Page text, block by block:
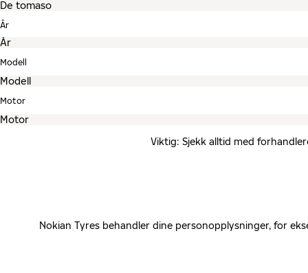
År
Modell
Motor
Viktig: Sjekk alltid med
Nokian Tyres behandler dine personopplysninger, for